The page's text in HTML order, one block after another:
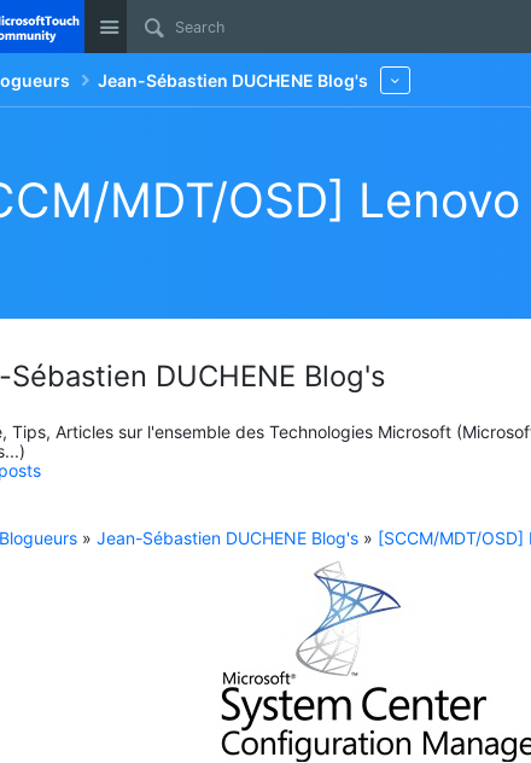
Site
Jean-Sébastien DUCHENE Blog's
MDT/OSD]
Sébastien DUCHENE Blog's
Tips, Articles sur l'ensemble des Technologies Microsoft
Blogueurs » Jean-Sébastien DUCHENE Blog's » [SCCM/MDT/